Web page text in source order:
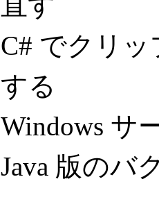
C# でクリ
する
Windows サ
Java 版のバ